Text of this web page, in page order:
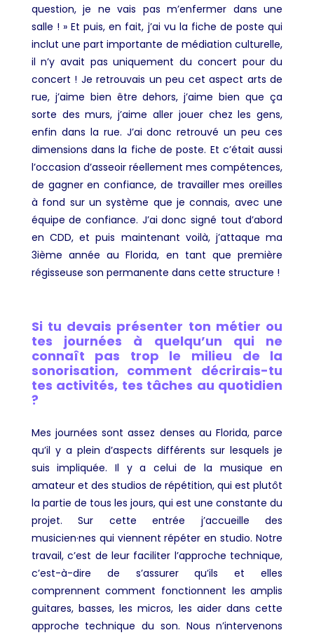
question, je ne vais pas m’enfermer dans une
salle ! » Et puis, en fait, j’ai vu la fiche de poste qui
inclut une part importante de médiation culturelle,
il n’y avait pas uniquement du concert pour du
concert ! Je retrouvais un peu cet aspect arts de
rue, j’aime bien être dehors, j’aime bien que ça
sorte des murs, j’aime aller jouer chez les gens,
enfin dans la rue. J’ai donc retrouvé un peu ces
dimensions dans la fiche de poste. Et c’était aussi
l’occasion d’asseoir réellement mes compétences,
de gagner en confiance, de travailler mes oreilles
à fond sur un système que je connais, avec une
équipe de confiance. J’ai donc signé tout d’abord
en CDD, et puis maintenant voilà, j’attaque ma
3ième année au Florida, en tant que première
régisseuse son permanente dans cette structure !
Si tu devais présenter ton métier ou
tes journées à quelqu’un qui ne
connaît pas trop le milieu de la
sonorisation, comment décrirais-tu
tes activités, tes tâches au quotidien
?
Mes journées sont assez denses au Florida, parce
qu’il y a plein d’aspects différents sur lesquels je
suis impliquée. Il y a celui de la musique en
amateur et des studios de répétition, qui est plutôt
la partie de tous les jours, qui est une constante du
projet. Sur cette entrée j’accueille des
musicien·nes qui viennent répéter en studio. Notre
travail, c’est de leur faciliter l’approche technique,
c’est-à-dire de s’assurer qu’ils et elles
comprennent comment fonctionnent les amplis
guitares, basses, les micros, les aider dans cette
approche technique du son. Nous n’intervenons